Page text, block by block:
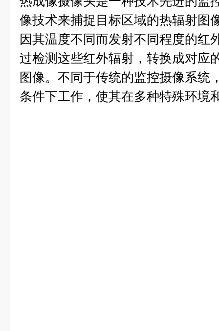
像技术来捕捉目标区域的热辐射图
因其温度不同而发射不同程度的红
过检测这些红外辐射，转换成对应
图像。不同于传统的监控摄像系统
条件下工作，使其在多种特殊环境